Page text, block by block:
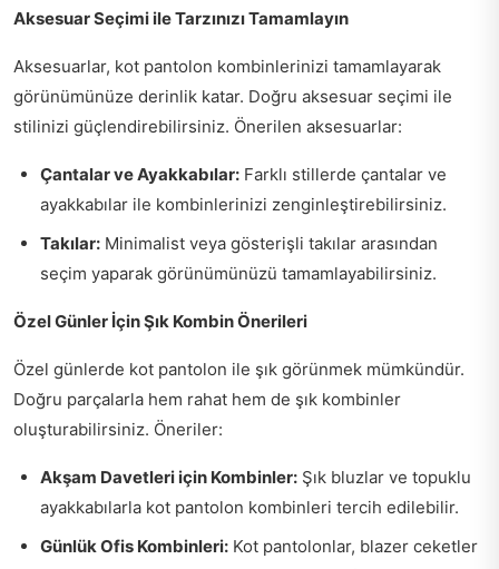
Aksesuar Seçimi ile Tarzınızı Tamamlayın
Aksesuarlar, kot pantolon kombinlerinizi tamamlayarak
görünümünüze derinlik katar. Doğru aksesuar seçimi ile
stilinizi güçlendirebilirsiniz. Önerilen aksesuarlar:
Çantalar ve Ayakkabılar: Farklı stillerde çantalar ve
ayakkabılar ile kombinlerinizi zenginleştirebilirsiniz.
Takılar: Minimalist veya gösterişli takılar arasından
seçim yaparak görünümünüzü tamamlayabilirsiniz.
Özel Günler İçin Şık Kombin Önerileri
Özel günlerde kot pantolon ile şık görünmek mümkündür.
Doğru parçalarla hem rahat hem de şık kombinler
oluşturabilirsiniz. Öneriler:
Akşam Davetleri için Kombinler: Şık bluzlar ve topuklu
ayakkabılarla kot pantolon kombinleri tercih edilebilir.
Günlük Ofis Kombinleri: Kot pantolonlar, blazer ceketler